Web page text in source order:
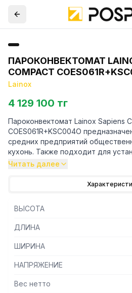
ПАРОКОНВЕКТОМАТ
COMPACT
Lainox
4 129 100 тг
Пароконвектомат Lainox Sapiens
COES061R+KSC004O
средних предприятий
кухонь. Также подходит для
кухнях.
прослойкой и внутренним
для наименьшего излучения
повышенной эффективности
— Внутреннее стекло с
— Регулируемые петли двери для
— Открывающийся дефлектор
Читать далее
ВЫСОТА
ДЛИНА
ШИРИНА
НАПРЯЖЕНИЕ
Вес нетто